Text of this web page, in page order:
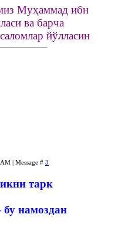
Муҳаммад ибн
ва барча
йўлласин
| Message # 3
тарк
бу намоздан